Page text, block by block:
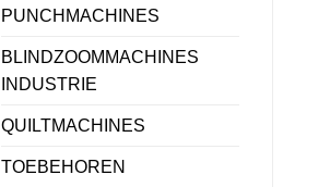
PUNCHMACHINES
BLINDZOOMMACHINES
INDUSTRIE
QUILTMACHINES
TOEBEHOREN